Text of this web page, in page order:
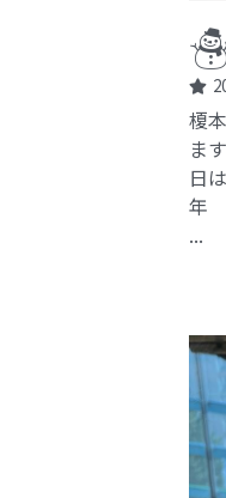
榎
ま
日
年
...